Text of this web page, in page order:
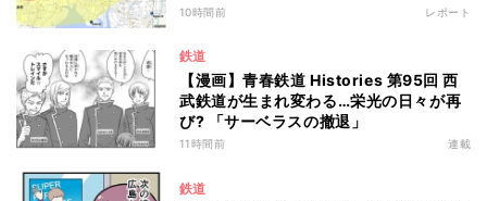
10時間前 レポート
鉄道
【漫画】青春鉄道 Histories 第95回 西
武鉄道が生まれ変わる…栄光の日々が再
び? 「サーベラスの撤退」
11時間前 連載
鉄道